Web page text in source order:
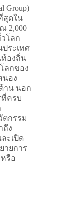
Group)
สุดใน
2,000
โลก
ระเทศ
ท้องถิ่น
ลกของ
นอง
าน นอก
ครบ
ตกรรม
ถึง
ะเปิด
ายการ
รือ